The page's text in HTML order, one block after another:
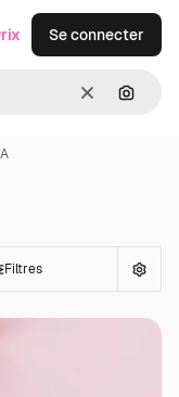
Effacer
Se connecter
Filtres